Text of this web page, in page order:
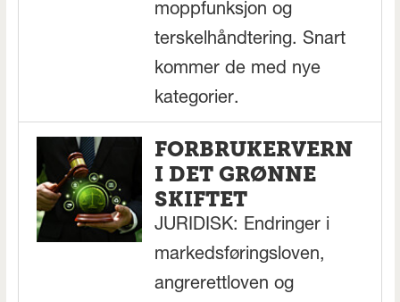
moppfunksjon og
terskelhåndtering. Snart
kommer de med nye
kategorier.
FORBRUKERVERN
I DET GRØNNE
SKIFTET
JURIDISK: Endringer i
markedsføringsloven,
angrerettloven og